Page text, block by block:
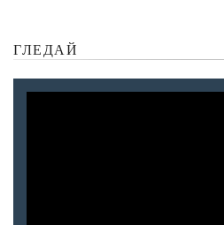
ГЛЕДАЙ